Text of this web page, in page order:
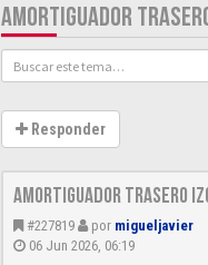
AMORTIGUADOR
Responder
Amortiguador trasero
#227819 por migueljavier
06 Jun 2026, 06:19